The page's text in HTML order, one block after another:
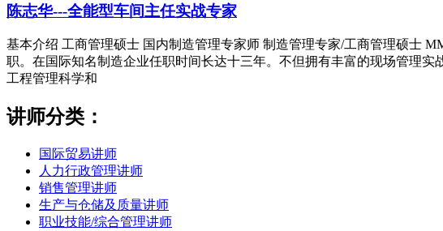
陈志华---全能型车间主任实战专家
基本介绍 工商管理硕士 国内制造管理专家师 制造管理专家/工商管理硕士
职。在国际知名制造企业任职时间长达十三年。不但拥有丰富的现场管理
工程管理科学和
讲师分类：
国际贸易讲师
人力行政管理讲师
销售管理讲师
生产与仓储及质量讲师
职业技能/综合管理讲师